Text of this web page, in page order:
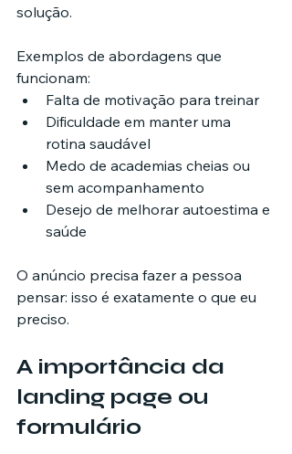
solução.
Exemplos de abordagens que
funcionam:
Falta de motivação para treinar
Dificuldade em manter uma
rotina saudável
Medo de academias cheias ou
sem acompanhamento
Desejo de melhorar autoestima e
saúde
O anúncio precisa fazer a pessoa
pensar: isso é exatamente o que eu
preciso.
A importância da
landing page ou
formulário